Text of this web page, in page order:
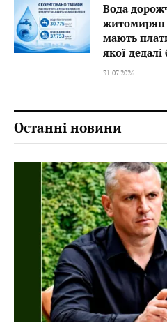
Вода
житомирян
мають
якої
31.07.2026
Останні новини